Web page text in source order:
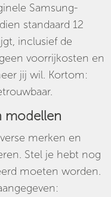
Samsung-
standaard 12
inclusief de
voorrijkosten en
jij wil. Kortom:
modellen
merken en
Stel je hebt nog
moeten worden.